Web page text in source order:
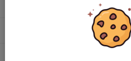
52. Kristijonas Alminas
51. Malcolm Truija Wellington